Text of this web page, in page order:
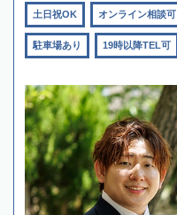
土日祝OK オンライン相談可
駐車場あり 19時以降TEL可